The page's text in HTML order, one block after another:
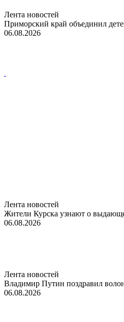
Лента новостей
Приморский край объединил
06.08.2026
Лента новостей
Жители Курска узнают о
06.08.2026
Лента новостей
Владимир Путин поздравил
06.08.2026